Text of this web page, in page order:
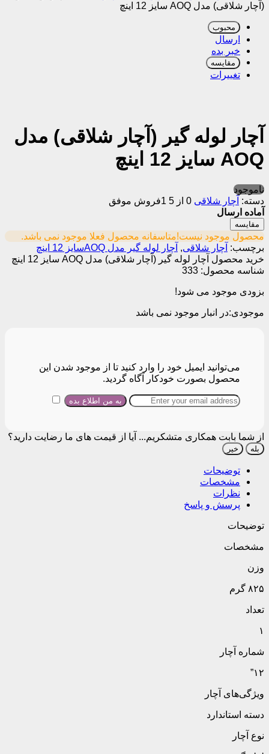
(آچار شلاقی) مدل AOQ سایز 12 اینچ
محبوب
ارسال
خبر بده
مقایسه
تغییرات
آچار لوله گیر (آچار شلاقی) مدل
AOQ سایز 12 اینچ
ناموجود
دسته: آچار شلاقی 0 از 5
1فروش موفق
آماده ارسال
مقایسه
محصول موجود نیست!متاسفانه محصول فعلا موجود نمی باشد.
برچسب: آچار شلاقی, آچار لوله گیر مدل AOQسایز 12 اینچ
خرید محصول آچار لوله گیر (آچار شلاقی) مدل AOQ سایز 12 اینچ
شناسه محصول: 333
بزودی موجود می شود!
موجودی:در انبار موجود نمی باشد
می‌توانید ایمیل خود را وارد کنید تا از موجود شدن این
محصول بصورت خودکار آگاه گردید.
از شما بابت همکاری متشکریم... آیا از قیمت های ما رضایت دارید؟
بله خیر
توضیحات
مشخصات
نظرات
پرسش و پاسخ
توضیحات
مشخصات
وزن
۸۲۵ گرم
تعداد
۱
شماره آچار
۱۲”
ویژگی‌های آچار
دسته استاندارد
نوع آچار